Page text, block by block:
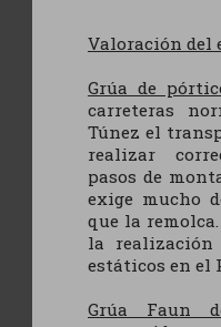
Valoración del
Grúa de
carreteras
Túnez el
realizar
pasos de
exige mucho
que la
la realización
estáticos en el
Grúa Faun